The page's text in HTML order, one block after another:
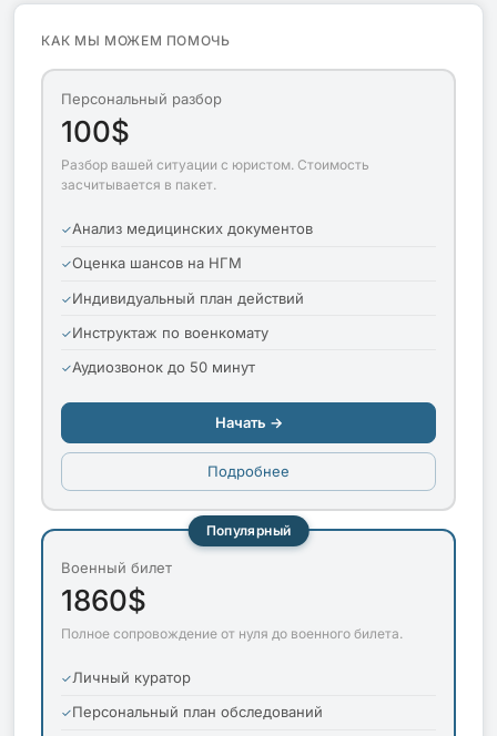
КАК МЫ МОЖЕМ ПОМОЧЬ
Персональный разбор
100$
Разбор вашей ситуации с юристом. Стоимость
засчитывается в пакет.
Анализ медицинских документов
Оценка шансов на НГМ
Индивидуальный план действий
Инструктаж по военкомату
Аудиозвонок до 50 минут
Начать →
Подробнее
Популярный
Военный билет
1860$
Полное сопровождение от нуля до военного билета.
Личный куратор
Персональный план обследований